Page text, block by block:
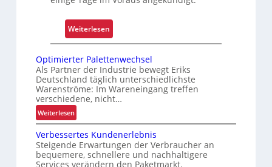
ä
s
i
g
k
e
t
u
n
Weiterlesen:
E
t
r
e
m
t
z
Optimierter Palettenwechsel
Als Partner der Industrie bewegt Eriks
Deutschland täglich unterschiedlichste
Warenströme: Im Wareneingang treffen
verschiedene, nicht…
Weiterlesen:
O
p
t
i
Verbessertes Kundenerlebnis
Steigende Erwartungen der Verbraucher an
bequemere, schnellere und nachhaltigere
Services verändern den Paketmarkt.